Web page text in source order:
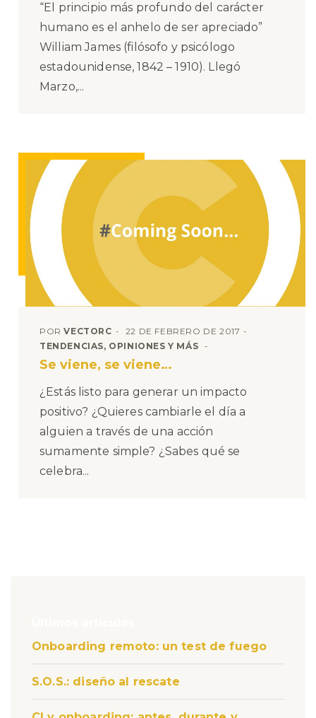
“El principio más profundo del carácter
humano es el anhelo de ser apreciado”
William James (filósofo y psicólogo
estadounidense, 1842 – 1910). Llegó
Marzo,...
PORVECTORC
22 DE FEBRERO DE 2017
TENDENCIAS, OPINIONES Y MÁS
Se viene, se viene…
¿Estás listo para generar un impacto
positivo? ¿Quieres cambiarle el día a
alguien a través de una acción
sumamente simple? ¿Sabes qué se
celebra...
Onboarding remoto: un test de fuego
S.O.S.: diseño al rescate